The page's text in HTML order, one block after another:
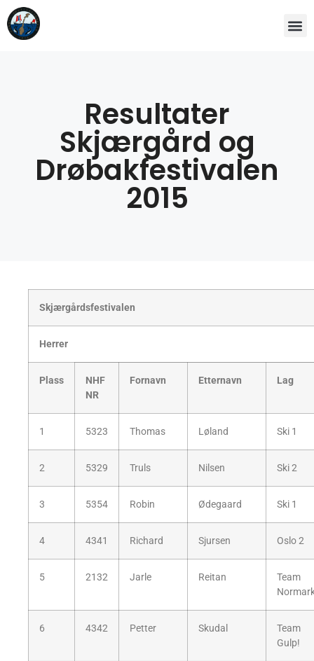
Resultater
Skjærgård og
Drøbakfestivalen
2015
Skjærgårdsfestivalen
Herrer
Plass
NHF
NR
Fornavn Etternavn Lag
1 5323 Thomas Løland Ski 1
2 5329 Truls Nilsen Ski 2
3 5354 Robin Ødegaard Ski 1
4 4341 Richard Sjursen Oslo 2
5 2132 Jarle Reitan
Team
6 4342 Petter Skudal
Team
Gulp!